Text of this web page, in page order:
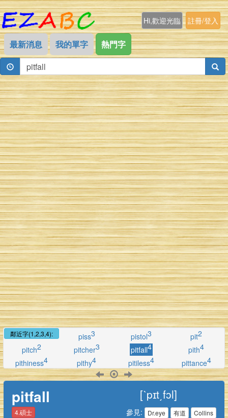
Hi,歡迎光臨 註冊/登入
最新消息 我的單字 熱門字
鄰近字(1,2,3,4): piss3 pistol3 pit2
pitch2 pitcher3 pitfall4 pith4
pithiness4 pithy4 pitiless4 pittance4
pitfall [ˋpɪt͵fɔl]
4.碩士 參見: Dr.eye 有道 Collins